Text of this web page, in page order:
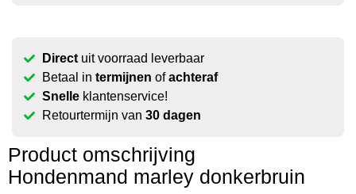
Directuit voorraad leverbaar
Betaal in termijnen ofachteraf
Snelleklantenservice!
Retourtermijn van 30 dagen
Product omschrijving
Hondenmand marley donkerbruin